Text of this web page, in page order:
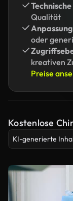
Qualität
oder
kreativen
Preise
Kostenlose
KI-generierte